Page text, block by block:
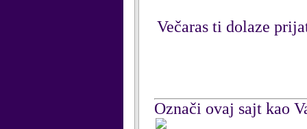
Večaras ti dolaze
Označi ovaj sajt kao